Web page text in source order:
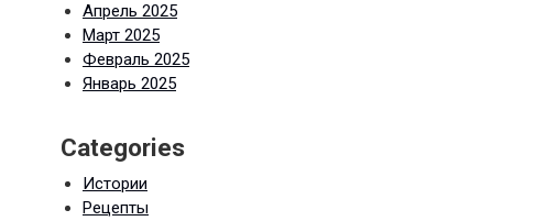
Апрель 2025
Март 2025
Февраль 2025
Январь 2025
Categories
Истории
Рецепты